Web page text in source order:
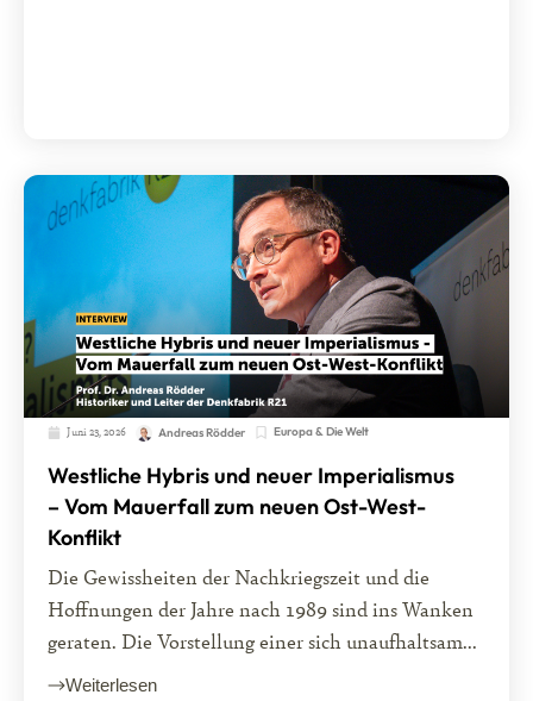
Juni 23, 2026 Andreas Rödder Europa & Die Welt
Westliche Hybris und neuer Imperialismus
– Vom Mauerfall zum neuen Ost-West-
Konflikt
Die Gewissheiten der Nachkriegszeit und die
Hoffnungen der Jahre nach 1989 sind ins Wanken
geraten. Die Vorstellung einer sich unaufhaltsam...
Weiterlesen